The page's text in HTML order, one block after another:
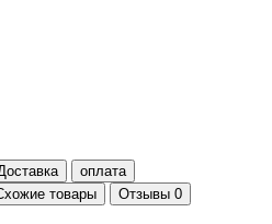
оплата
товары Отзывы 0